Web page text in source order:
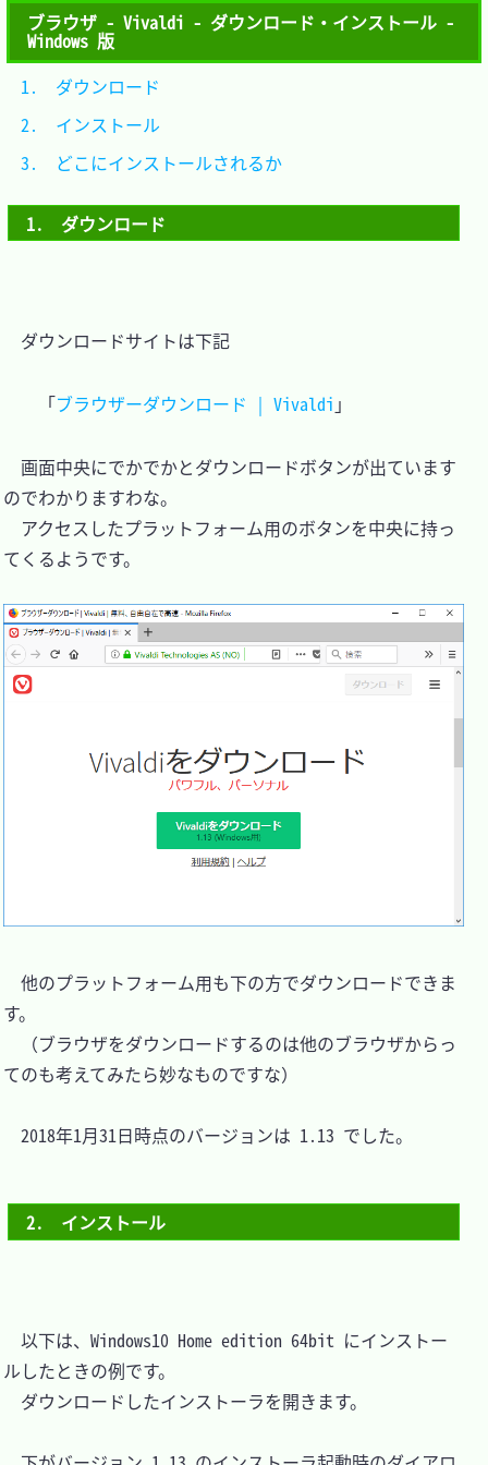
ブラウザ - Vivaldi - ダウンロード・インストール -
Windows 版
1.　ダウンロード
ダウンロードサイトは下記
「ブラウザーダウンロード | Vivaldi 」
画面中央にでかでかとダウンロードボタンが出ています
のでわかりますわな。
アクセスしたプラットフォーム用のボタンを中央に持っ
てくるようです。
他のプラットフォーム用も下の方でダウンロードできま
す。
（ブラウザをダウンロードするのは他のブラウザからっ
てのも考えてみたら妙なものですな）
2018年1月31日時点のバージョンは 1.13 でした。
2.　インストール
以下は、Windows10 Home edition 64bit にインストー
ルしたときの例です。
ダウンロードしたインストーラを開きます。